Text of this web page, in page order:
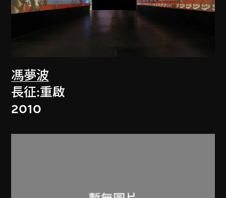
馮夢波
長征:重啟
2010